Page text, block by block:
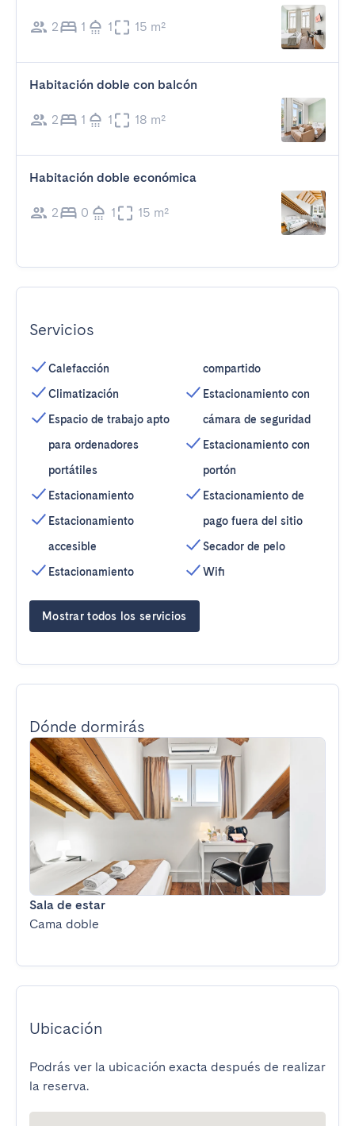
2 1 1 15 m²
Habitación doble con balcón
2 1 1 18 m²
Habitación doble económica
2 0 1 15 m²
Servicios
Calefacción
Climatización
Espacio de trabajo apto
para ordenadores
portátiles
Estacionamiento
Estacionamiento
accesible
Estacionamiento
compartido
Estacionamiento con
cámara de seguridad
Estacionamiento con
portón
Estacionamiento de
pago fuera del sitio
Secador de pelo
Wifi
Mostrar todos los servicios
Dónde dormirás
Sala de estar
Cama doble
Ubicación
Podrás ver la ubicación exacta después de realizar
la reserva.